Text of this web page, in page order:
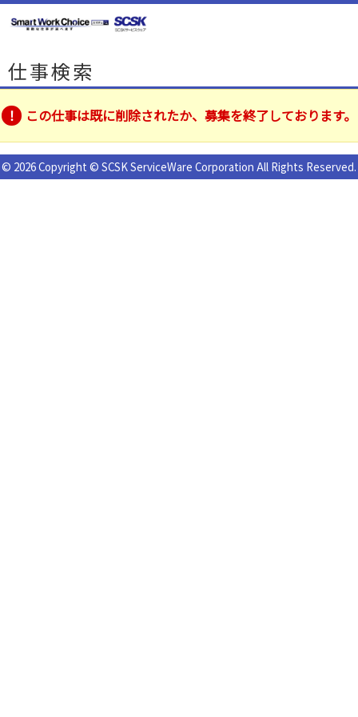
仕事検索
この仕事は既に削除されたか、募集を終了しております。
© 2026 Copyright © SCSK ServiceWare Corporation All Rights Reserved.